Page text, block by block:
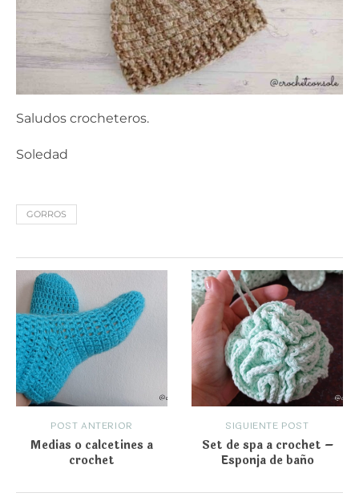
Saludos crocheteros.
Soledad
GORROS
POST ANTERIOR
Medias o calcetines a
crochet
SIGUIENTE POST
Set de spa a crochet –
Esponja de baño